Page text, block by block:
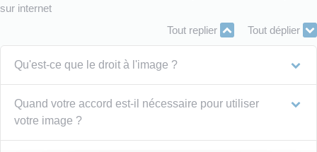
sur internet
Tout replier
Tout déplier
Qu'est-ce que le droit à l'image ?
Quand votre accord est-il nécessaire pour utiliser
votre image ?